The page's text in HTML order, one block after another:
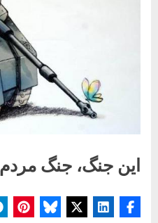
این جنگ، جنگ
14 آوریل 2024
حسین دولت‌آبادی